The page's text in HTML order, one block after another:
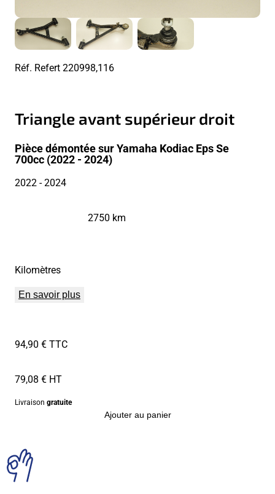
Réf. Refert220998,116
Triangle avant supérieur droit
Pièce démontée sur Yamaha Kodiac Eps Se
700cc (2022 - 2024)
2022- 2024
Kilomètres
2750 km
En savoir plus
94,90 € TTC
79,08 € HT
Livraison gratuite
Ajouter au panier